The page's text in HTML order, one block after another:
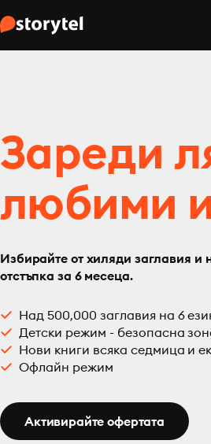
Зареди
любими
Избирайте от хиляди заглавия и
отстъпка за 6 месеца.
Над 500,000 заглавия на 6
Детски режим - безопасна
Нови книги всяка седмица и
Офлайн режим
Активирайте офертата